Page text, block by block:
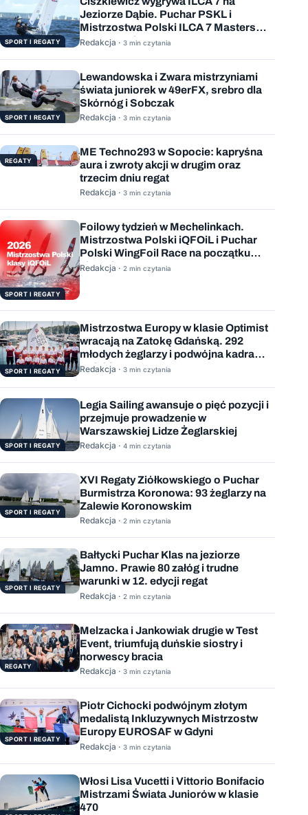
SPORT I REGATY
Jeziorze Dąbie. Puchar PSKL i
Mistrzostwa Polski ILCA 7 Masters
rozstrzygnięte
Redakcja · 3 min czytania
SPORT I REGATY
Lewandowska i Zwara mistrzyniami
świata juniorek w 49erFX, srebro dla
Skórnóg i Sobczak
Redakcja · 3 min czytania
REGATY
ME Techno293 w Sopocie: kapryśna
aura i zwroty akcji w drugim oraz
trzecim dniu regat
Redakcja · 3 min czytania
SPORT I REGATY
Foilowy tydzień w Mechelinkach.
Mistrzostwa Polski iQFOiL i Puchar
Polski WingFoil Race na początku
sierpnia
Redakcja · 2 min czytania
SPORT I REGATY
Mistrzostwa Europy w klasie Optimist
wracają na Zatokę Gdańską. 292
młodych żeglarzy i podwójna kadra
Polski
Redakcja · 3 min czytania
SPORT I REGATY
Legia Sailing awansuje o pięć pozycji i
przejmuje prowadzenie w
Warszawskiej Lidze Żeglarskiej
Redakcja · 4 min czytania
SPORT I REGATY
XVI Regaty Ziółkowskiego o Puchar
Burmistrza Koronowa: 93 żeglarzy na
Zalewie Koronowskim
Redakcja · 2 min czytania
SPORT I REGATY
Bałtycki Puchar Klas na jeziorze
Jamno. Prawie 80 załóg i trudne
warunki w 12. edycji regat
Redakcja · 2 min czytania
REGATY
Melzacka i Jankowiak drugie w Test
Event, triumfują duńskie siostry i
norwescy bracia
Redakcja · 3 min czytania
SPORT I REGATY
Piotr Cichocki podwójnym złotym
medalistą Inkluzywnych Mistrzostw
Europy EUROSAF w Gdyni
Redakcja · 3 min czytania
Włosi Lisa Vucetti i Vittorio Bonifacio
Mistrzami Świata Juniorów w klasie
470